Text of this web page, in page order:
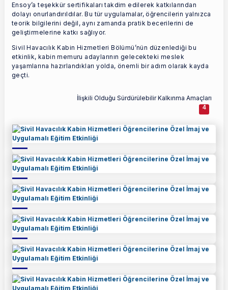
Ensoy’a teşekkür sertifikaları takdim edilerek katkılarından
dolayı onurlandırıldılar. Bu tür uygulamalar, öğrencilerin yalnızca
teorik bilgilerini değil, aynı zamanda pratik becerilerini de
geliştirmelerine katkı sağlıyor.
Sivil Havacılık Kabin Hizmetleri Bölümü’nün düzenlediği bu
etkinlik, kabin memuru adaylarının gelecekteki meslek
yaşamlarına hazırlandıkları yolda, önemli bir adım olarak kayda
geçti.
İlişkili Olduğu Sürdürülebilir Kalkınma Amaçları
4